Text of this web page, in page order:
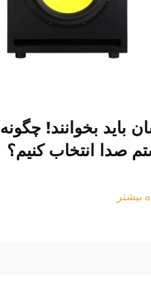
باید بخوانند! چگونه
صدا انتخاب کنیم؟
بیشتر